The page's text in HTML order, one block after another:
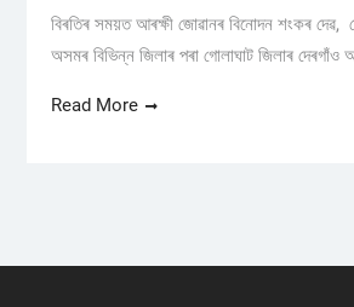
বিৰতিৰ সময়ত আৰক্ষী জোৱানৰ বিনোদন শংকৰ দেৱ,
অসমৰ বিভিন্ন জিলাৰ পৰা গোলাঘাট জিলাৰ দেৰগাঁও
Read More